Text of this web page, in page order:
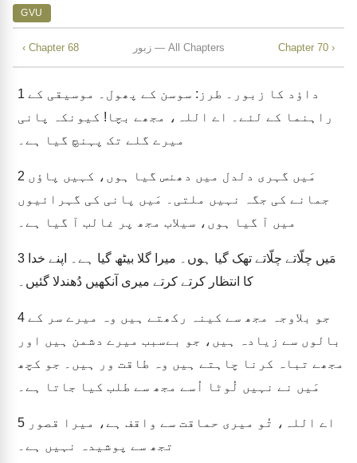
GVU
‹ Chapter 68 زبور — All Chapters Chapter 70 ›
1
راہنما کے لئے۔ اے اللہ، مجھے بچا! کیونکہ پانی
میرے گلے تک پہنچ گیا ہے۔
2
جمانے کی جگہ نہیں ملتی۔ مَیں پانی کی گہرائیوں
میں آ گیا ہوں، سیلاب مجھ پر غالب آ گیا ہے۔
3
کا انتظار کرتے کرتے میری آنکھیں دُھندلا گئیں۔
4
بالوں سے زیادہ ہیں، جو بےسبب میرے دشمن ہیں اور
مجھے تباہ کرنا چاہتے ہیں وہ طاقت ور ہیں۔ جو کچھ
مَیں نے نہیں لُوٹا اُسے مجھ سے طلب کیا جاتا ہے۔
5
تجھ سے پوشیدہ نہیں ہے۔